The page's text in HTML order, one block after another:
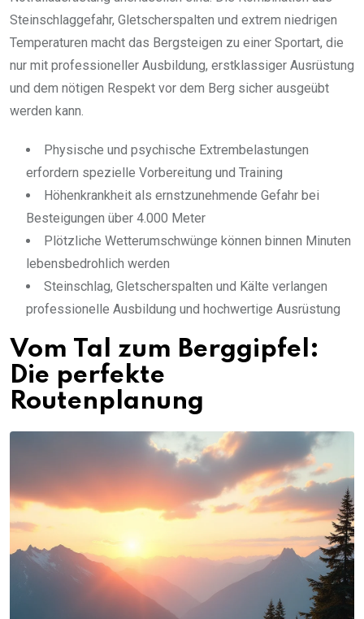
Steinschlaggefahr, Gletscherspalten und extrem niedrigen
Temperaturen macht das Bergsteigen zu einer Sportart, die
nur mit professioneller Ausbildung, erstklassiger Ausrüstung
und dem nötigen Respekt vor dem Berg sicher ausgeübt
werden kann.
Physische und psychische Extrembelastungen
erfordern spezielle Vorbereitung und Training
Höhenkrankheit als ernstzunehmende Gefahr bei
Besteigungen über 4.000 Meter
Plötzliche Wetterumschwünge können binnen Minuten
lebensbedrohlich werden
Steinschlag, Gletscherspalten und Kälte verlangen
professionelle Ausbildung und hochwertige Ausrüstung
Vom Tal zum Berggipfel:
Die perfekte
Routenplanung